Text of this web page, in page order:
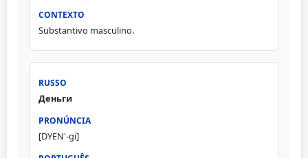
Substantivo masculino.
Деньги
[DYEN'-gi]